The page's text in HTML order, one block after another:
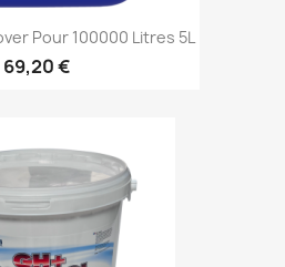
Pour 100000 Litres 5L
69,20 €